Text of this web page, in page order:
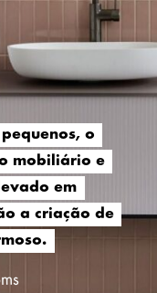
o
mobiliário e
em
a criação de
o
mobiliário e
em
a criação de